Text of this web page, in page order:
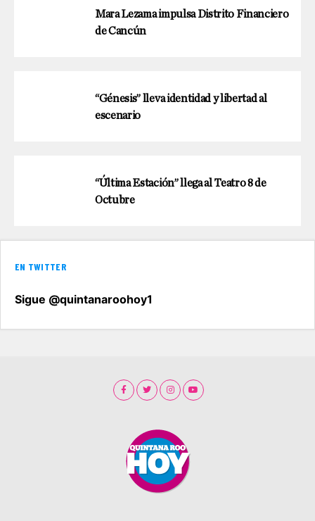
Mara Lezama impulsa Distrito Financiero
de Cancún
“Génesis” lleva identidad y libertad al
escenario
“Última Estación” llega al Teatro 8 de
Octubre
EN TWITTER
Sigue @quintanaroohoy1